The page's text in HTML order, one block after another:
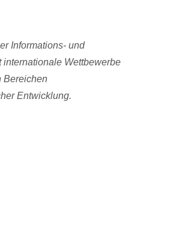
Informations- und
Wettbewerbe
Bereichen
Entwicklung.